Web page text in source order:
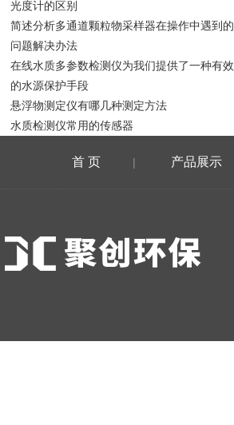
光度计的区别
简述分析多通道颗粒物采样器在操作中遇到的
问题解决办法
在线水质多参数检测仪为我们提供了一种有效
的水源保护手段
悬浮物测定仪有哪几种测定方法
水质检测仪常用的传感器
首 页 | 产品展示